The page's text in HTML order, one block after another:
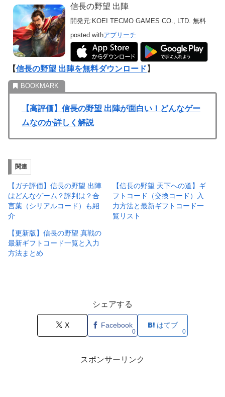
信長の野望 出陣
開発元: KOEI TECMO GAMES CO., LTD. 無料
posted withアプリーチ
【信長の野望 出陣を無料ダウンロード 】
【高評価】信長の野望 出陣が面白い！どんなゲー
ムなのか詳しく解説
関連
【ガチ評価】信長の野望 出陣
はどんなゲーム？評判は？合
言葉（シリアルコード）も紹
介
【信長の野望 天下への道】ギ
フトコード（交換コード）入
力方法と最新ギフトコード一
覧リスト
【更新版】信長の野望 真戦の
最新ギフトコード一覧と入力
方法まとめ
シェアする
X Facebook
0
はてブ
0
スポンサーリンク